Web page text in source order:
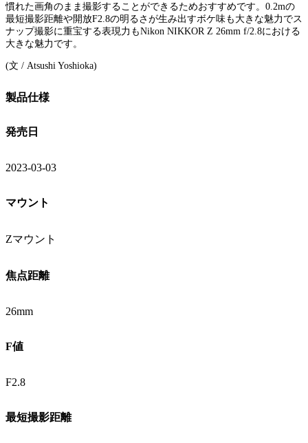
慣れた画角のまま撮影することができるためおすすめです。0.2mの
最短撮影距離や開放F2.8の明るさが生み出すボケ味も大きな魅力でス
ナップ撮影に重宝する表現力もNikon NIKKOR Z 26mm f/2.8における
大きな魅力です。
(文 / Atsushi Yoshioka)
製品仕様
発売日
2023-03-03
マウント
Zマウント
焦点距離
26mm
F値
F2.8
最短撮影距離